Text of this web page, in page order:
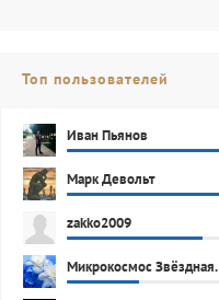
Топ пользователей
Иван Пьянов
Марк Девольт
zakko2009
Микрокосмос Звёздная.